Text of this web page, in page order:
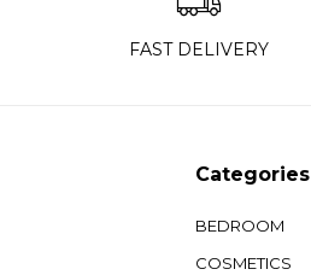
FAST DELIVERY
Categories
BEDROOM
COSMETICS